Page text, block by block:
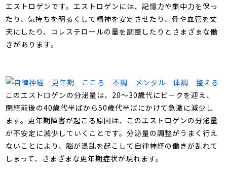
エストロゲンです。エストロゲンには、記憶力や集中力を保っ
たり、気持ちを明るくして精神を安定させたり、骨や血管を丈
夫にしたり、コレステロールの量を調整したりとさまざまな働
きがあります。
このエストロゲンの分泌量は、 20～30歳代にピークを迎え、
閉経前後の40歳代半ばから50歳代半ばにかけて急激に減少し
ます。更年期障害が起こる原因は、このエストロゲンの分泌量
が不安定に減少していくことです。分泌量の調整がうまく行え
ないことにより、脳が混乱を起こして自律神経の働きが乱れて
しまって、さまざまな更年期症状が現れます。